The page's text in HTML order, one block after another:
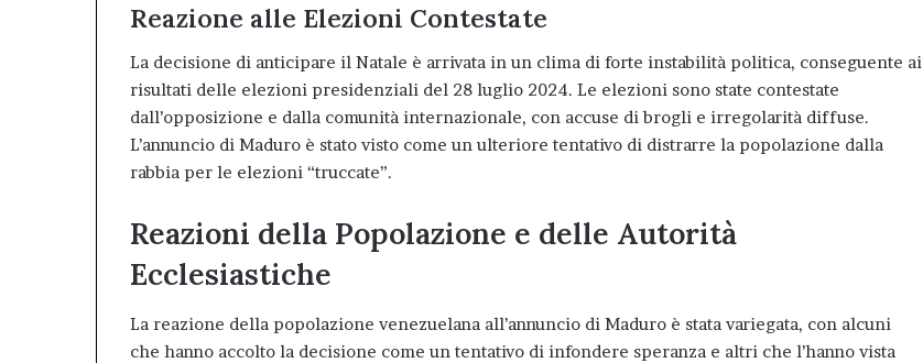
Reazione alle Elezioni Contestate
La decisione di anticipare il Natale è arrivata in un clima di forte instabilità politica, conseguente ai
risultati delle elezioni presidenziali del 28 luglio 2024. Le elezioni sono state contestate
dall’opposizione e dalla comunità internazionale, con accuse di brogli e irregolarità diffuse.
L’annuncio di Maduro è stato visto come un ulteriore tentativo di distrarre la popolazione dalla
rabbia per le elezioni “truccate”.
Reazioni della Popolazione e delle Autorità
Ecclesiastiche
La reazione della popolazione venezuelana all’annuncio di Maduro è stata variegata, con alcuni
che hanno accolto la decisione come un tentativo di infondere speranza e altri che l’hanno vista